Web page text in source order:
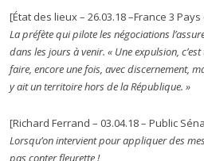
[État des lieux – 26.03.18 –France 3
La préfète qui pilote les négociations
dans les jours à venir. « Une expulsion,
faire, encore une fois, avec discernement,
y ait un territoire hors de la République. »
[Richard Ferrand – 03.04.18 – Public
Lorsqu’on intervient pour appliquer des
pas conter fleurette !